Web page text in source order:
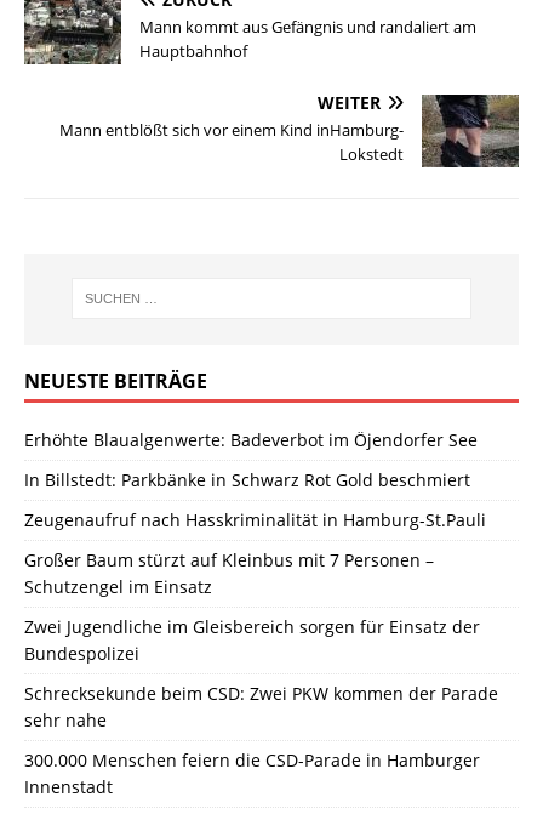
Mann kommt aus Gefängnis und randaliert am
Hauptbahnhof
WEITER
Mann entblößt sich vor einem Kind inHamburg-
Lokstedt
NEUESTE BEITRÄGE
Erhöhte Blaualgenwerte: Badeverbot im Öjendorfer See
In Billstedt: Parkbänke in Schwarz Rot Gold beschmiert
Zeugenaufruf nach Hasskriminalität in Hamburg-St.Pauli
Großer Baum stürzt auf Kleinbus mit 7 Personen –
Schutzengel im Einsatz
Zwei Jugendliche im Gleisbereich sorgen für Einsatz der
Bundespolizei
Schrecksekunde beim CSD: Zwei PKW kommen der Parade
sehr nahe
300.000 Menschen feiern die CSD-Parade in Hamburger
Innenstadt